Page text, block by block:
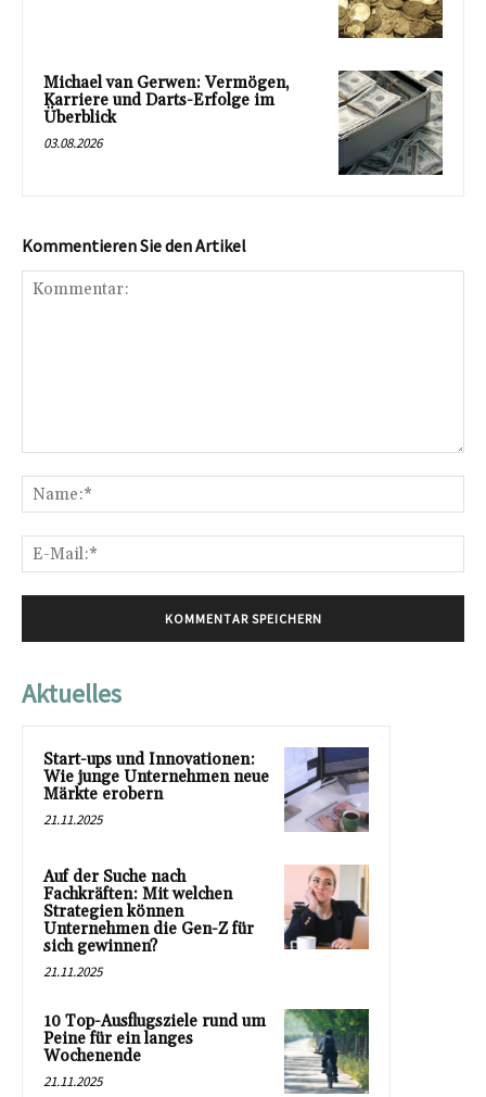
Michael van Gerwen: Vermögen,
Karriere und Darts-Erfolge im
Überblick
03.08.2026
Kommentieren Sie den Artikel
Aktuelles
Start-ups und Innovationen:
Wie junge Unternehmen neue
Märkte erobern
21.11.2025
Auf der Suche nach
Fachkräften: Mit welchen
Strategien können
Unternehmen die Gen-Z für
sich gewinnen?
21.11.2025
10 Top-Ausflugsziele rund um
Peine für ein langes
Wochenende
21.11.2025